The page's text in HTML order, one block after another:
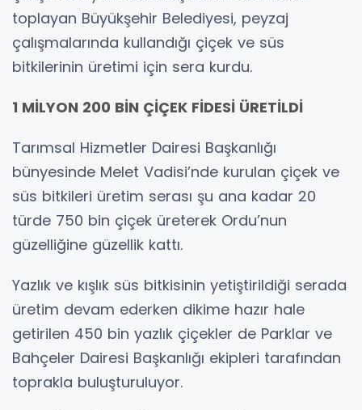
toplayan Büyükşehir Belediyesi, peyzaj
çalışmalarında kullandığı çiçek ve süs
bitkilerinin üretimi için sera kurdu.
1 MİLYON 200 BİN ÇİÇEK FİDESİ ÜRETİLDİ
Tarımsal Hizmetler Dairesi Başkanlığı
bünyesinde Melet Vadisi’nde kurulan çiçek ve
süs bitkileri üretim serası şu ana kadar 20
türde 750 bin çiçek üreterek Ordu’nun
güzelliğine güzellik kattı.
Yazlık ve kışlık süs bitkisinin yetiştirildiği serada
üretim devam ederken dikime hazır hale
getirilen 450 bin yazlık çiçekler de Parklar ve
Bahçeler Dairesi Başkanlığı ekipleri tarafından
toprakla buluşturuluyor.